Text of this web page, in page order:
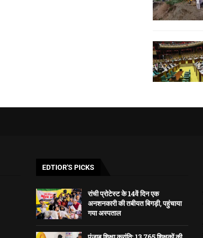
EDTIOR'S PICKS
रांची प्रोटेस्ट के 14वें दिन एक
अनशनकारी की तबीयत बिगड़ी, पहुंचाया
गया अस्पताल